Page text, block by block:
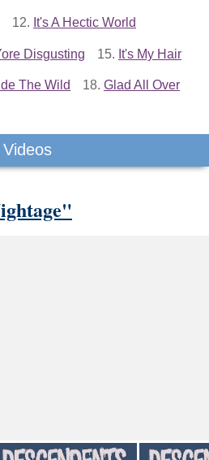
12. It's A Hectic World
Disgusting 15. It's My Hair
The Wild 18. Glad All Over
Videos